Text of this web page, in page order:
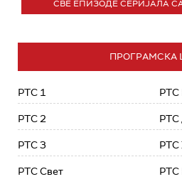
СВЕ ЕПИЗОДЕ СЕРИЈАЛА
ПРОГРАМСКА
РТС 1
РТС 2
РТС 3
РТС Свет
РТС
РТС
РТС
РТС